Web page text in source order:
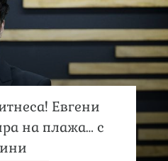
Евгени
на плажа… с